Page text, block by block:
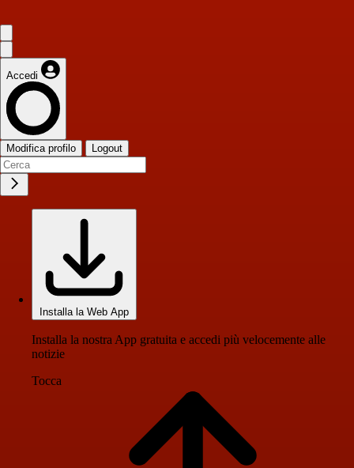
Accedi
Modifica profilo Logout
Installa la Web App
Installa la nostra App gratuita e accedi più velocemente alle
notizie
Tocca